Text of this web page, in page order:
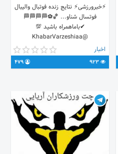
⚡خبرورزشی⚡ نتایج زنده فوتبال والیبال
فوتسال شناو... 🏀⚽🏁🏁🏁🏁
✔باماهمراه باشید 💯
@KhabarVarzeshiaa
اخبار